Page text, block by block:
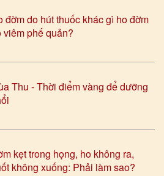
đờm do hút thuốc khác gì ho đờm
viêm phế quản?
Thu - Thời điểm vàng để dưỡng
kẹt trong họng, ho không ra,
không xuống: Phải làm sao?